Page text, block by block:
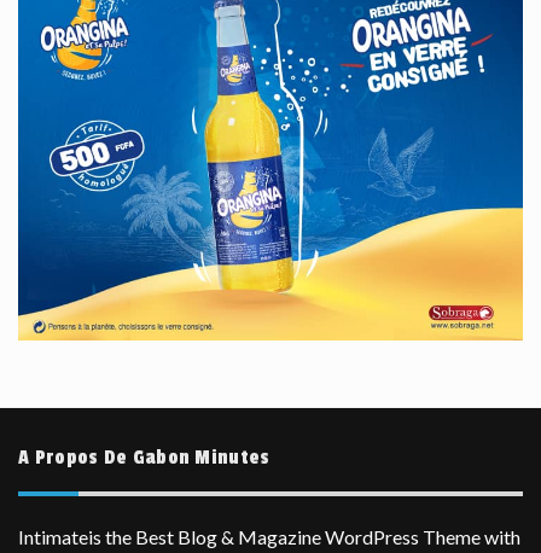
A Propos De Gabon Minutes
Intimateis the Best Blog & Magazine WordPress Theme with